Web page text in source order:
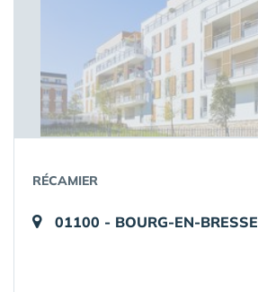
RÉCAMIER
01100 - BOURG-EN-BRESSE